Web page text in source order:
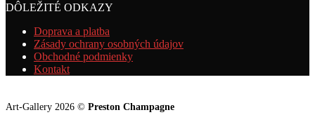
DÔLEŽITÉ ODKAZY
Doprava a platba
Zásady ochrany osobných údajov
Obchodné podmienky
Kontakt
Art-Gallery 2026 © Preston Champagne